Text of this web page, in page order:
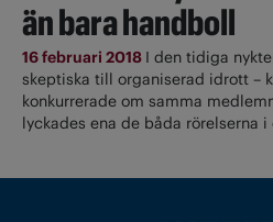
än bara handboll
16 februari 2018 I den tidiga
skeptiska till organiserad idrott –
konkurrerade om samma
lyckades ena de båda rörelserna i